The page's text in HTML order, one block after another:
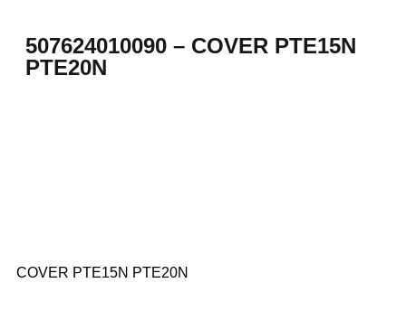
507624010090 – COVER PTE15N
PTE20N
COVER PTE15N PTE20N